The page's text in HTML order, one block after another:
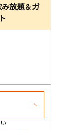
み放題＆ガ